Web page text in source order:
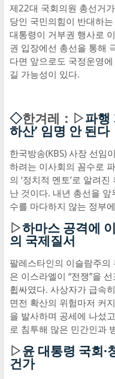
제22대 국회의원 총선거
당인 국민의힘이 반대하
대통령이 거부권 행사로
권 입장에선 총선을 통해
다면 앞으로도 국정운영
길 가능성이 있다.
◇한겨레：▷파행
하산’ 임명 안 된다
한국방송(KBS) 사장 선임
하려는 이사회의 꼼수로
의 ‘정치적 멘토’로 알려
난 것이다. 내년 총선을
수를 마다하지 않는 정부
▷하마스 공격에
의 국제질서
팔레스타인의 이슬람주
은 이스라엘이 “전쟁”을
휩싸였다. 사상자가 급속
면전 확산의 위험마저 커
을 발사하며 공세에 나섰
로 침투해 많은 민간인과
▷윤 대통령 국회·
건가